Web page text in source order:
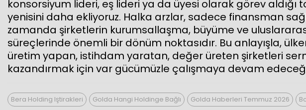
konsorsiyum lideri, eş lideri ya da üyesi olarak görev aldığı
yenisini daha ekliyoruz. Halka arzlar, sadece finansman
zamanda şirketlerin kurumsallaşma, büyüme ve
süreçlerinde önemli bir dönüm noktasıdır. Bu anlayışla,
üretim yapan, istihdam yaratan, değer üreten şirketleri
kazandırmak için var gücümüzle çalışmaya devam
Bera Holding Iştirakleri Golda Hangi Holdinge Bağlı Golda Haberleri Temmuz 2026